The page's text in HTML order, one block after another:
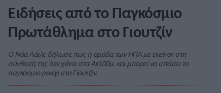
Ειδήσεις από το Παγκόσμιο
Πρωτάθλημα στο Γιουτζίν
Ο Νόα Λάιλς δήλωσε πως η ομάδα των ΗΠΑ με εκείνον στη
σύνθεσή της δεν χάνει στα 4x100μ. και μπορεί να σπάσει το
παγκόσμιο ρεκόρ στο Γιουτζίν.